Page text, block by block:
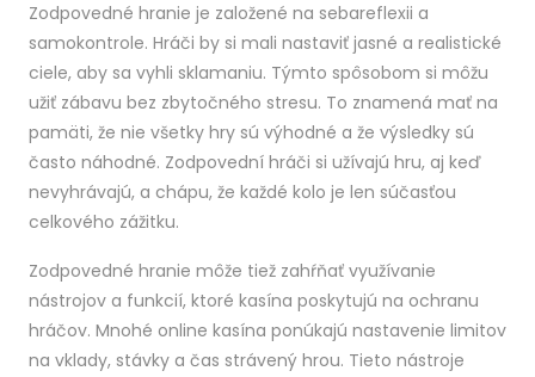
Zodpovedné hranie je založené na sebareflexii a
samokontrole. Hráči by si mali nastaviť jasné a realistické
ciele, aby sa vyhli sklamaniu. Týmto spôsobom si môžu
užiť zábavu bez zbytočného stresu. To znamená mať na
pamäti, že nie všetky hry sú výhodné a že výsledky sú
často náhodné. Zodpovední hráči si užívajú hru, aj keď
nevyhrávajú, a chápu, že každé kolo je len súčasťou
celkového zážitku.
Zodpovedné hranie môže tiež zahŕňať využívanie
nástrojov a funkcií, ktoré kasína poskytujú na ochranu
hráčov. Mnohé online kasína ponúkajú nastavenie limitov
na vklady, stávky a čas strávený hrou. Tieto nástroje